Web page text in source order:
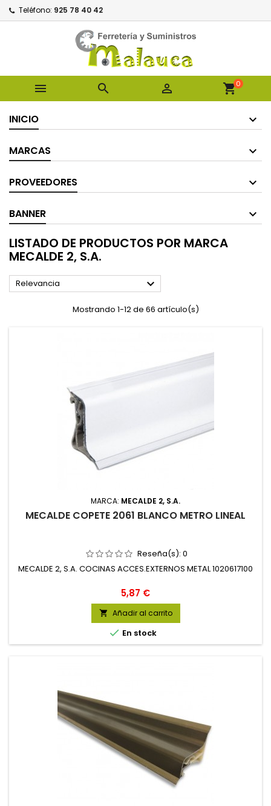
Teléfono: 925 78 40 42
   shopping_cart0
INICIO
MARCAS
PROVEEDORES
BANNER
LISTADO DE PRODUCTOS POR MARCA
MECALDE 2, S.A.
Relevancia 
Mostrando 1-12 de 66 artículo(s)
MARCA: MECALDE 2, S.A.
MECALDE COPETE 2061 BLANCO METRO LINEAL
Reseña(s): 0
MECALDE 2, S.A. COCINAS ACCES.EXTERNOS METAL 1020617100
Precio
5,87 €
 Añadir al carrito
 En stock